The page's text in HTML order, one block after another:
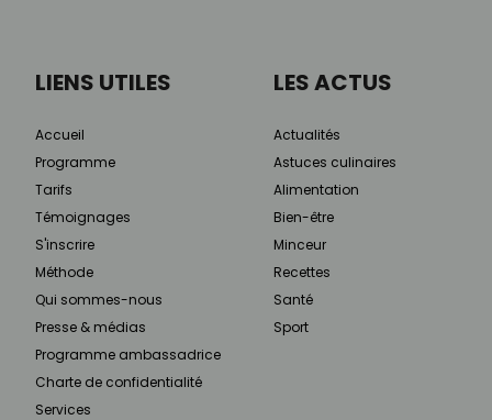
LIENS UTILES
Accueil
Programme
Tarifs
Témoignages
S'inscrire
Méthode
Qui sommes-nous
Presse & médias
Programme ambassadrice
Charte de confidentialité
Services
LES ACTUS
Actualités
Astuces culinaires
Alimentation
Bien-être
Minceur
Recettes
Santé
Sport